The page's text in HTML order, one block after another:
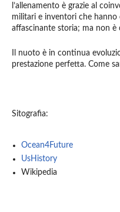
l’allenamento è grazie al
militari e inventori che
affascinante storia; ma non
Il nuoto è in continua
prestazione perfetta. Come
Sitografia:
Ocean4Future
UsHistory
Wikipedia